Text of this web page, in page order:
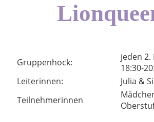
Gruppenhock:
jeden 2.
18:30-
Leiterinnen:
Julia &
Teilnehmerinnen